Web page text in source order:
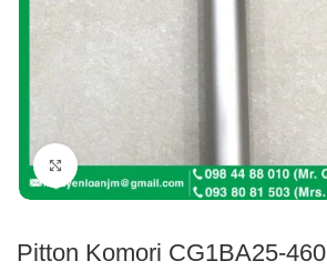
Click to enlarge
Pitton Komori CG1BA25-460